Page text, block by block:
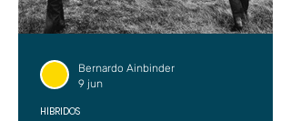
HÍBRIDOS
Bernardo Ainbinder
9 jun